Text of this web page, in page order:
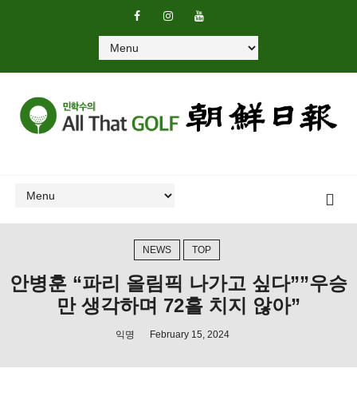
NEWS TOP
안병훈 “파리 올림픽 나가고 싶다””우승
만 생각하며 72홀 치지 않아”
익명 February 15, 2024